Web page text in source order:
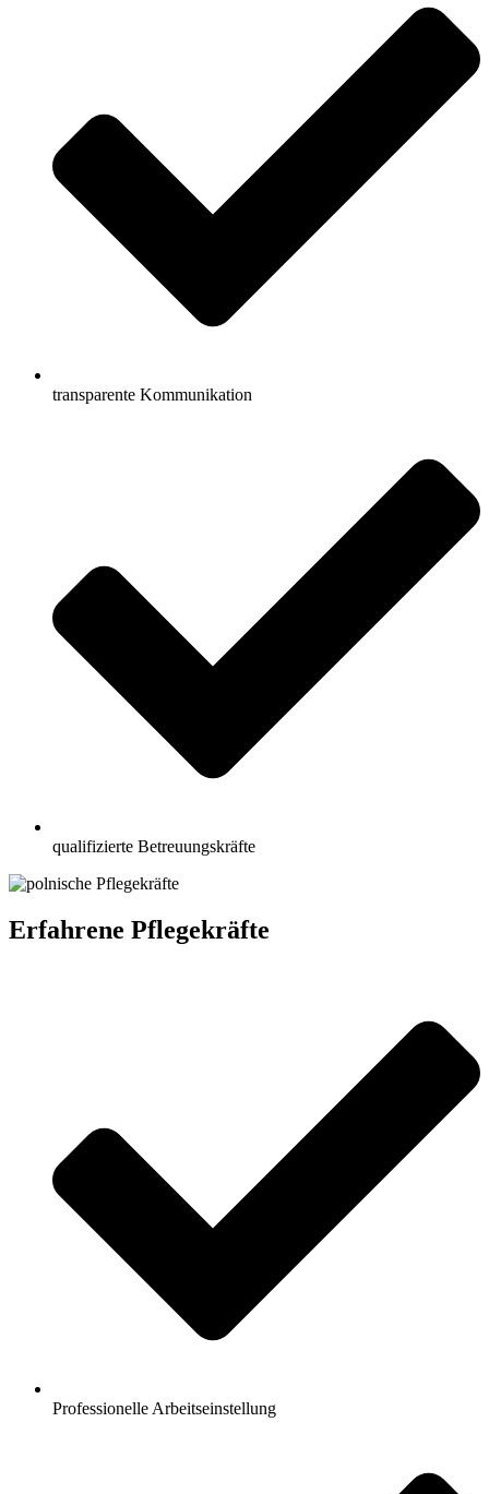
transparente Kommunikation
qualifizierte Betreuungskräfte
Erfahrene Pflegekräfte
Professionelle Arbeitseinstellung